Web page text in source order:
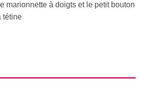
marionnette à doigts et le petit bouton
tétine